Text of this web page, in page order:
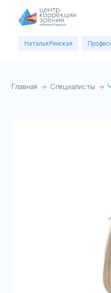
Наталья Ринская
Главная Специалисты